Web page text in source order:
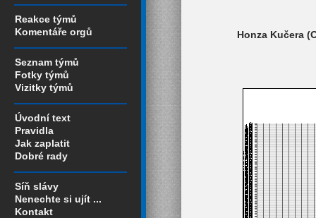
Reakce týmů
Komentáře orgů
Seznam týmů
Fotky týmů
Vizitky týmů
Úvodní text
Pravidla
Jak zaplatit
Dobré rady
Síň slávy
Nenechte si ujít ...
Kontakt
Honza Kučera